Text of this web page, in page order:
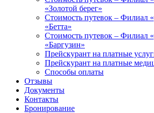
«Золотой берег»
Стоимость путевок – Филиал
«Бетта»
Стоимость путевок – Филиал
«Баргузин»
Прейскурант на платные
Прейскурант на платные
Способы оплаты
Отзывы
Документы
Контакты
Бронирование